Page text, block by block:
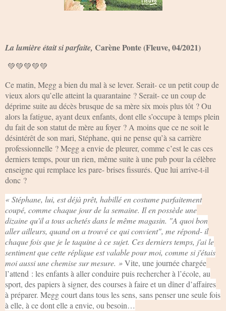
La lumière était si parfaite, Carène Ponte (Fleuve, 04/2021)
💚💚💚💚💚
Ce matin, Megg a bien du mal à se lever. Serait- ce un petit coup de
vieux alors qu’elle atteint la quarantaine ? Serait- ce un coup de
déprime suite au décès brusque de sa mère six mois plus tôt ? Ou
alors la fatigue, ayant deux enfants, dont elle s’occupe à temps plein
du fait de son statut de mère au foyer ? A moins que ce ne soit le
désintérêt de son mari, Stéphane, qui ne pense qu’à sa carrière
professionnelle ? Megg a envie de pleurer, comme c’est le cas ces
derniers temps, pour un rien, même suite à une pub pour la célèbre
enseigne qui remplace les pare- brises fissurés. Que lui arrive-t-il
donc ?
« Stéphane, lui, est déjà prêt, habillé en costume parfaitement
coupé, comme chaque jour de la semaine. Il en possède une
dizaine qu'il a tous achetés dans le même magasin. "A quoi bon
aller ailleurs, quand on a trouvé ce qui convient", me répond- il
chaque fois que je le taquine à ce sujet. Ces derniers temps, j'ai le
sentiment que cette réplique est valable pour moi, comme si j'étais
moi aussi une chemise sur mesure. »Vite, une journée chargée
l’attend : les enfants à aller conduire puis rechercher à l’école, au
sport, des papiers à signer, des courses à faire et un dîner d’affaires
à préparer. Megg court dans tous les sens, sans penser une seule fois
à elle, à ce dont elle a envie, ou besoin…